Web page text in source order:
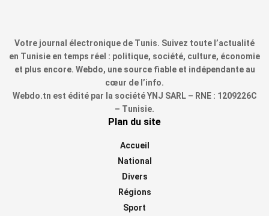
Votre journal électronique de Tunis. Suivez toute l’actualité
en Tunisie en temps réel : politique, société, culture, économie
et plus encore. Webdo, une source fiable et indépendante au
cœur de l’info.
Webdo.tn est édité par la société YNJ SARL – RNE : 1209226C
– Tunisie.
Plan du site
Accueil
National
Divers
Régions
Sport